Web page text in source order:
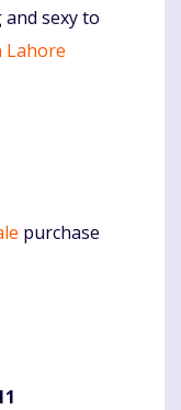
sexy to
Lahore
purchase